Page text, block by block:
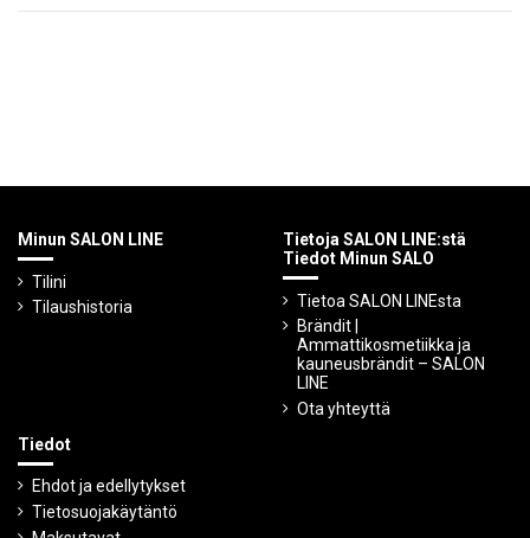
Minun SALON LINE
Tilini
Tilaushistoria
Tietoja SALON LINE:stä
Tiedot Minun SALO
Tietoa SALON LINEsta
Brändit |
Ammattikosmetiikka ja
kauneusbrändit – SALON
LINE
Ota yhteyttä
Tiedot
Ehdot ja edellytykset
Tietosuojakäytäntö